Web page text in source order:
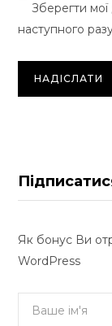
Зберегти
наступного
Як бонус Ви
WordPress